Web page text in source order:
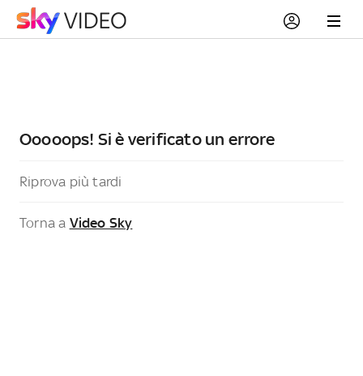
Ooooops! Si è verificato un errore
Riprova più tardi
Torna a Video Sky